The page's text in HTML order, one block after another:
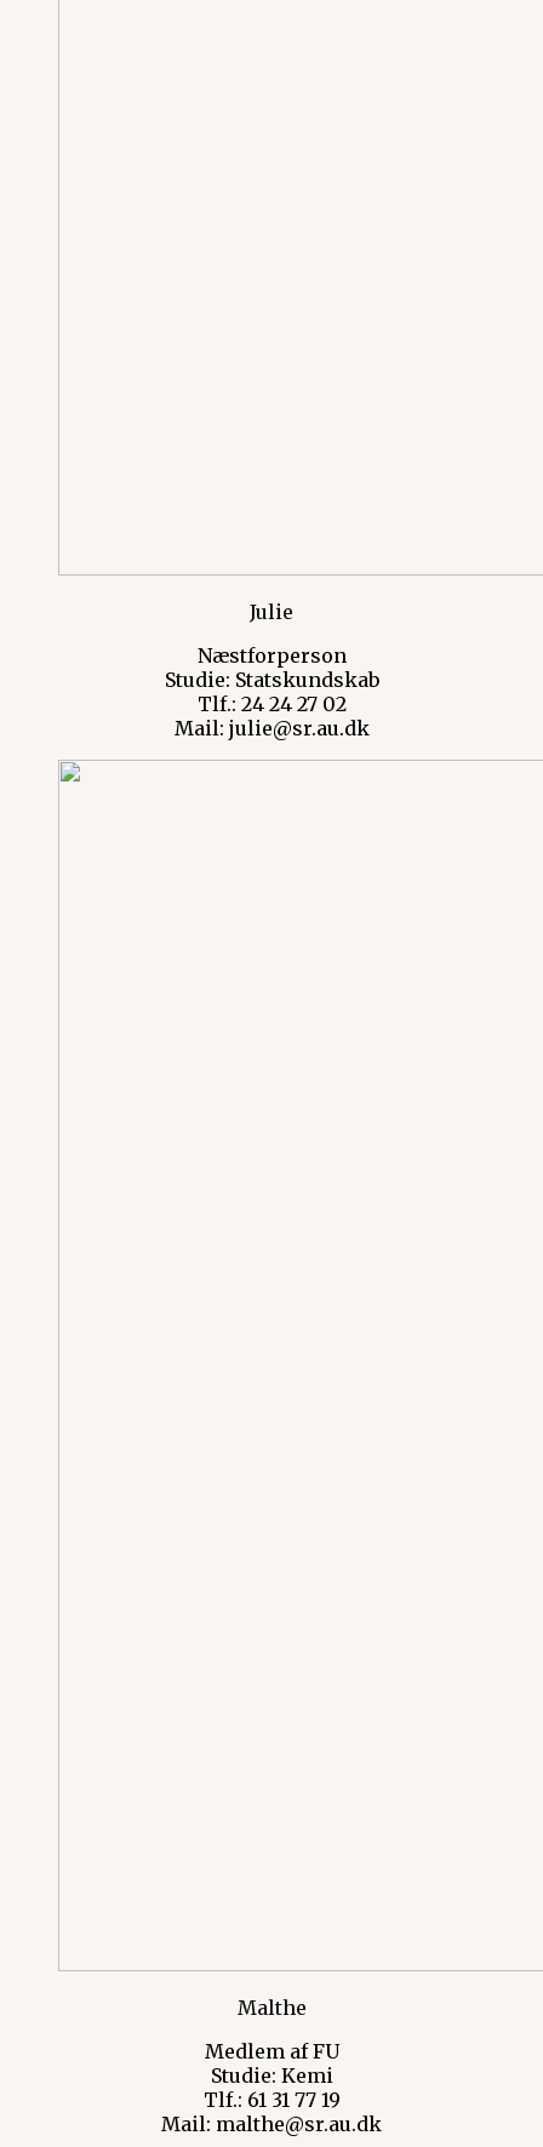
Julie
Næstforperson
Studie: Statskundskab
Tlf.: 24 24 27 02
Mail: julie@sr.au.dk
Malthe
Medlem af FU
Studie: Kemi
Tlf.: 61 31 77 19
Mail: malthe@sr.au.dk